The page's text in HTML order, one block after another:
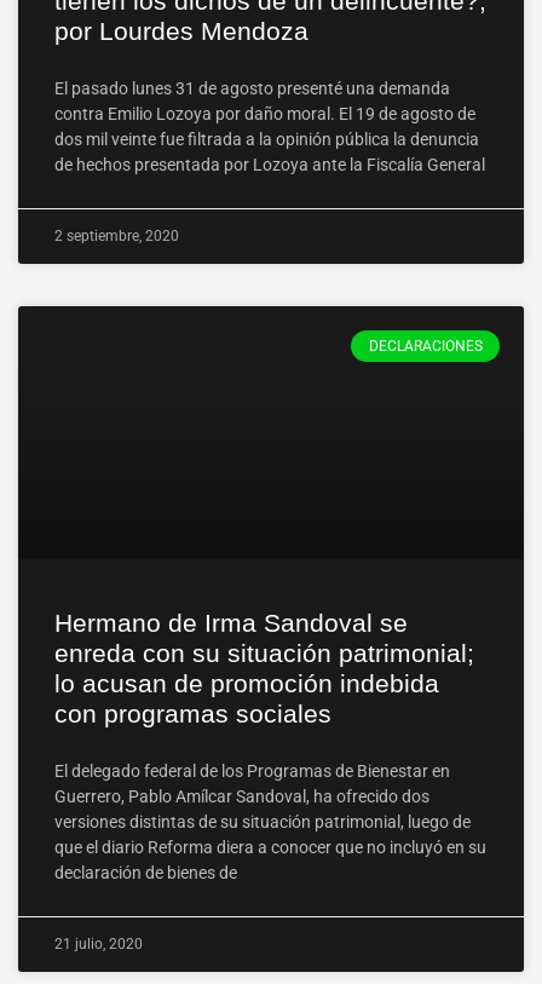
por Lourdes Mendoza
El pasado lunes 31 de agosto presenté una demanda
contra Emilio Lozoya por daño moral. El 19 de agosto de
dos mil veinte fue filtrada a la opinión pública la denuncia
de hechos presentada por Lozoya ante la Fiscalía General
2 septiembre, 2020
DECLARACIONES
Hermano de Irma Sandoval se
enreda con su situación patrimonial;
lo acusan de promoción indebida
con programas sociales
El delegado federal de los Programas de Bienestar en
Guerrero, Pablo Amílcar Sandoval, ha ofrecido dos
versiones distintas de su situación patrimonial, luego de
que el diario Reforma diera a conocer que no incluyó en su
declaración de bienes de
21 julio, 2020